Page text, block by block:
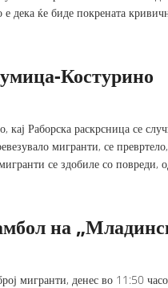
ќе биде покрената
Костурино
Раборска раскрсница се
мигранти, се
се здобиле со повреди,
на
мигранти, денес во 11:50